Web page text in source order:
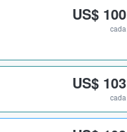
US$ 100
cada
US$ 103
cada